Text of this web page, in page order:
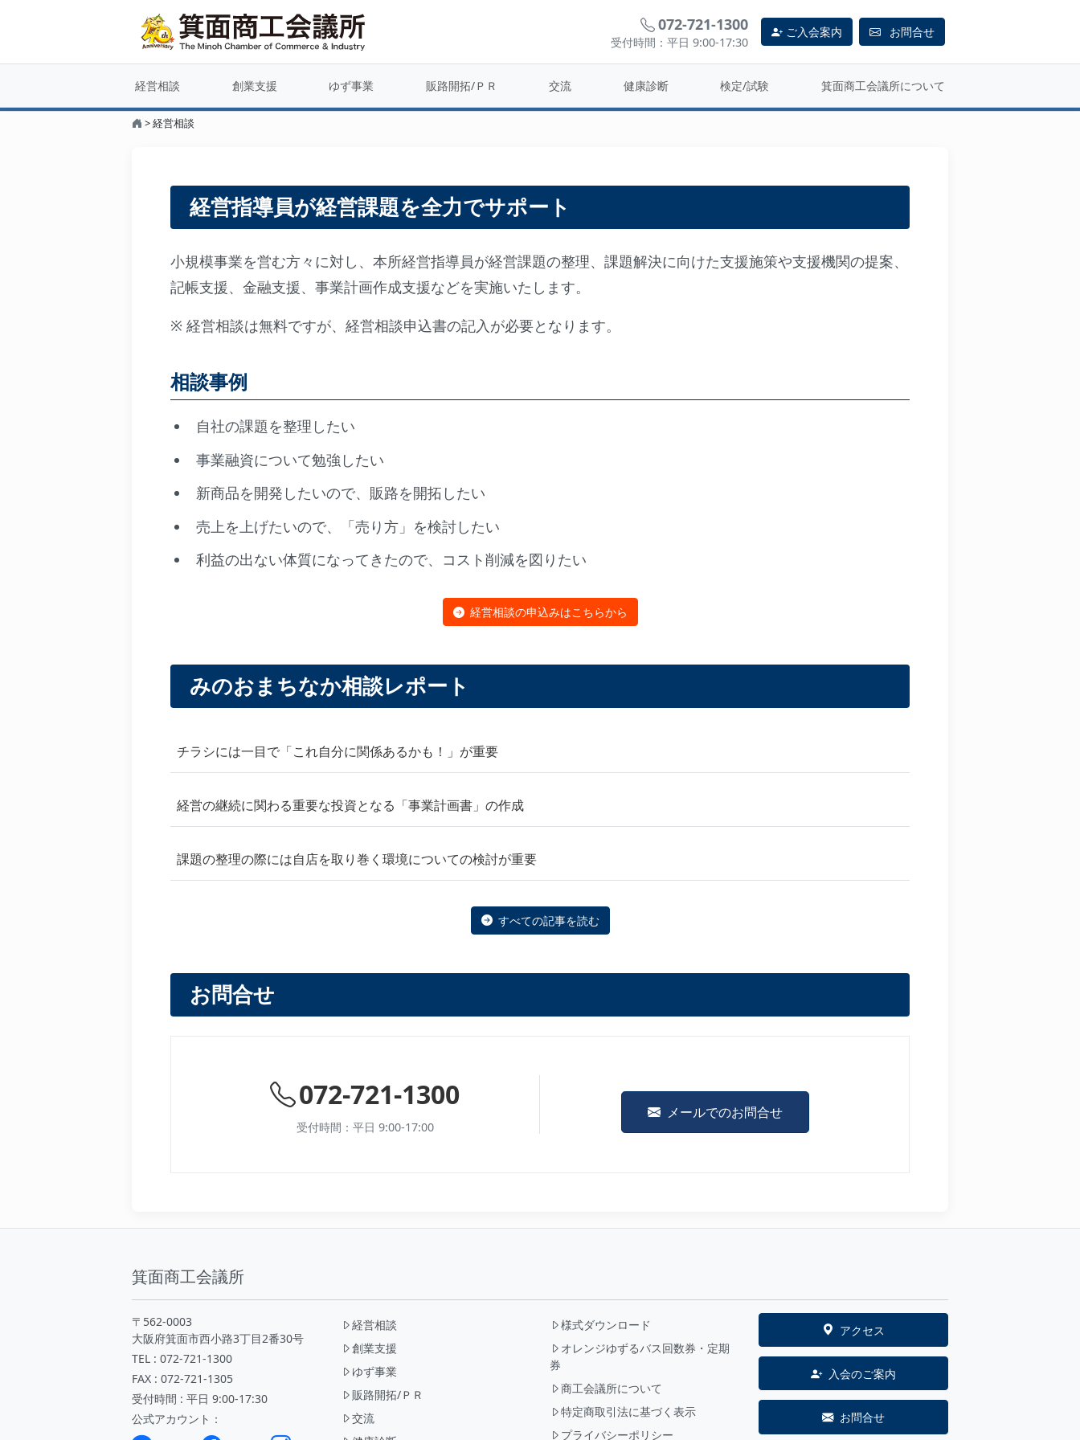
072-721-1300
受付時間：平日 9:00-17:30
ご入会案内 お問合せ
経営相談 創業支援 ゆず事業 販路開拓/ＰＲ 交流 健康診断 検定/試験 箕面商工会議所について
>経営相談
経営指導員が経営課題を全力でサポート
小規模事業を営む方々に対し、本所経営指導員が経営課題の整理、課題解決に向けた支援施策や支援機関の提案、
記帳支援、金融支援、事業計画作成支援などを実施いたします。
※ 経営相談は無料ですが、経営相談申込書の記入が必要となります。
相談事例
自社の課題を整理したい
事業融資について勉強したい
新商品を開発したいので、販路を開拓したい
売上を上げたいので、「売り方」を検討したい
利益の出ない体質になってきたので、コスト削減を図りたい
経営相談の申込みはこちらから
みのおまちなか相談レポート
チラシには一目で「これ自分に関係あるかも！」が重要
経営の継続に関わる重要な投資となる「事業計画書」の作成
課題の整理の際には自店を取り巻く環境についての検討が重要
すべての記事を読む
お問合せ
072-721-1300
受付時間：平日 9:00-17:00
メールでのお問合せ
箕面商工会議所
〒562-0003
大阪府箕面市西小路3丁目2番30号
TEL : 072-721-1300
FAX : 072-721-1305
受付時間 : 平日 9:00-17:30
公式アカウント：
経営相談
創業支援
ゆず事業
販路開拓/ＰＲ
交流
様式ダウンロード
オレンジゆずるバス回数券・定期
券
商工会議所について
特定商取引法に基づく表示
プライバシーポリシー
アクセス
入会のご案内
お問合せ